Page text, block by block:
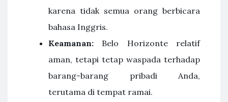
karena tidak semua orang berbicara
bahasa Inggris.
Keamanan: Belo Horizonte relatif
aman, tetapi tetap waspada terhadap
barang-barang pribadi Anda,
terutama di tempat ramai.